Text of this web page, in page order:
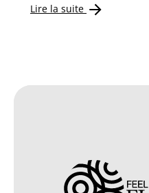
Lire la suite